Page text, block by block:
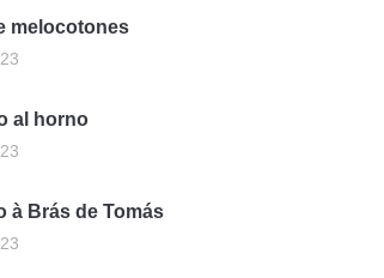
melocotones
al horno
à Brás de Tomás